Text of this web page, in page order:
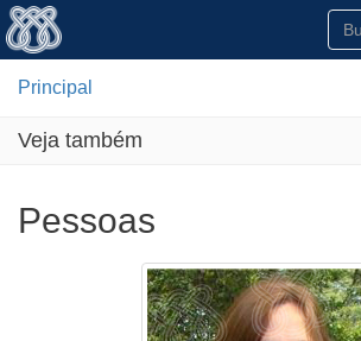
Principal
Veja também
Pessoas